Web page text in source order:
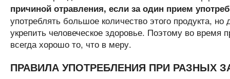
причиной отравления, если за один прием
употреблять большое количество этого продукта,
укрепить человеческое здоровье. Поэтому во время
всегда хорошо то, что в меру.
ПРАВИЛА УПОТРЕБЛЕНИЯ ПРИ РАЗНЫХ